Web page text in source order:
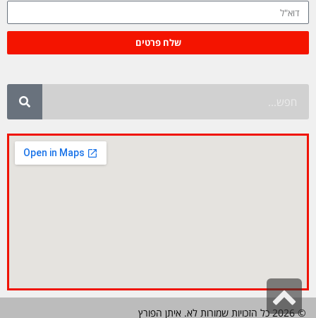
שלח פרטים
© 2026 כל הזכויות שמורות לא. איתן הפורץ
גלילה